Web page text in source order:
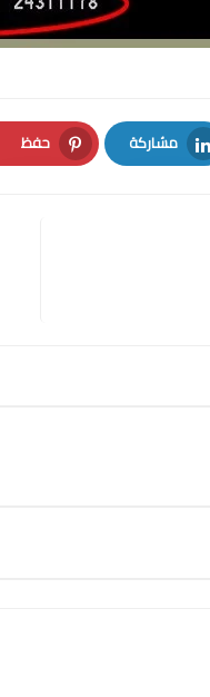
مشاركة
LinkedIn
حفظ
Pinterest